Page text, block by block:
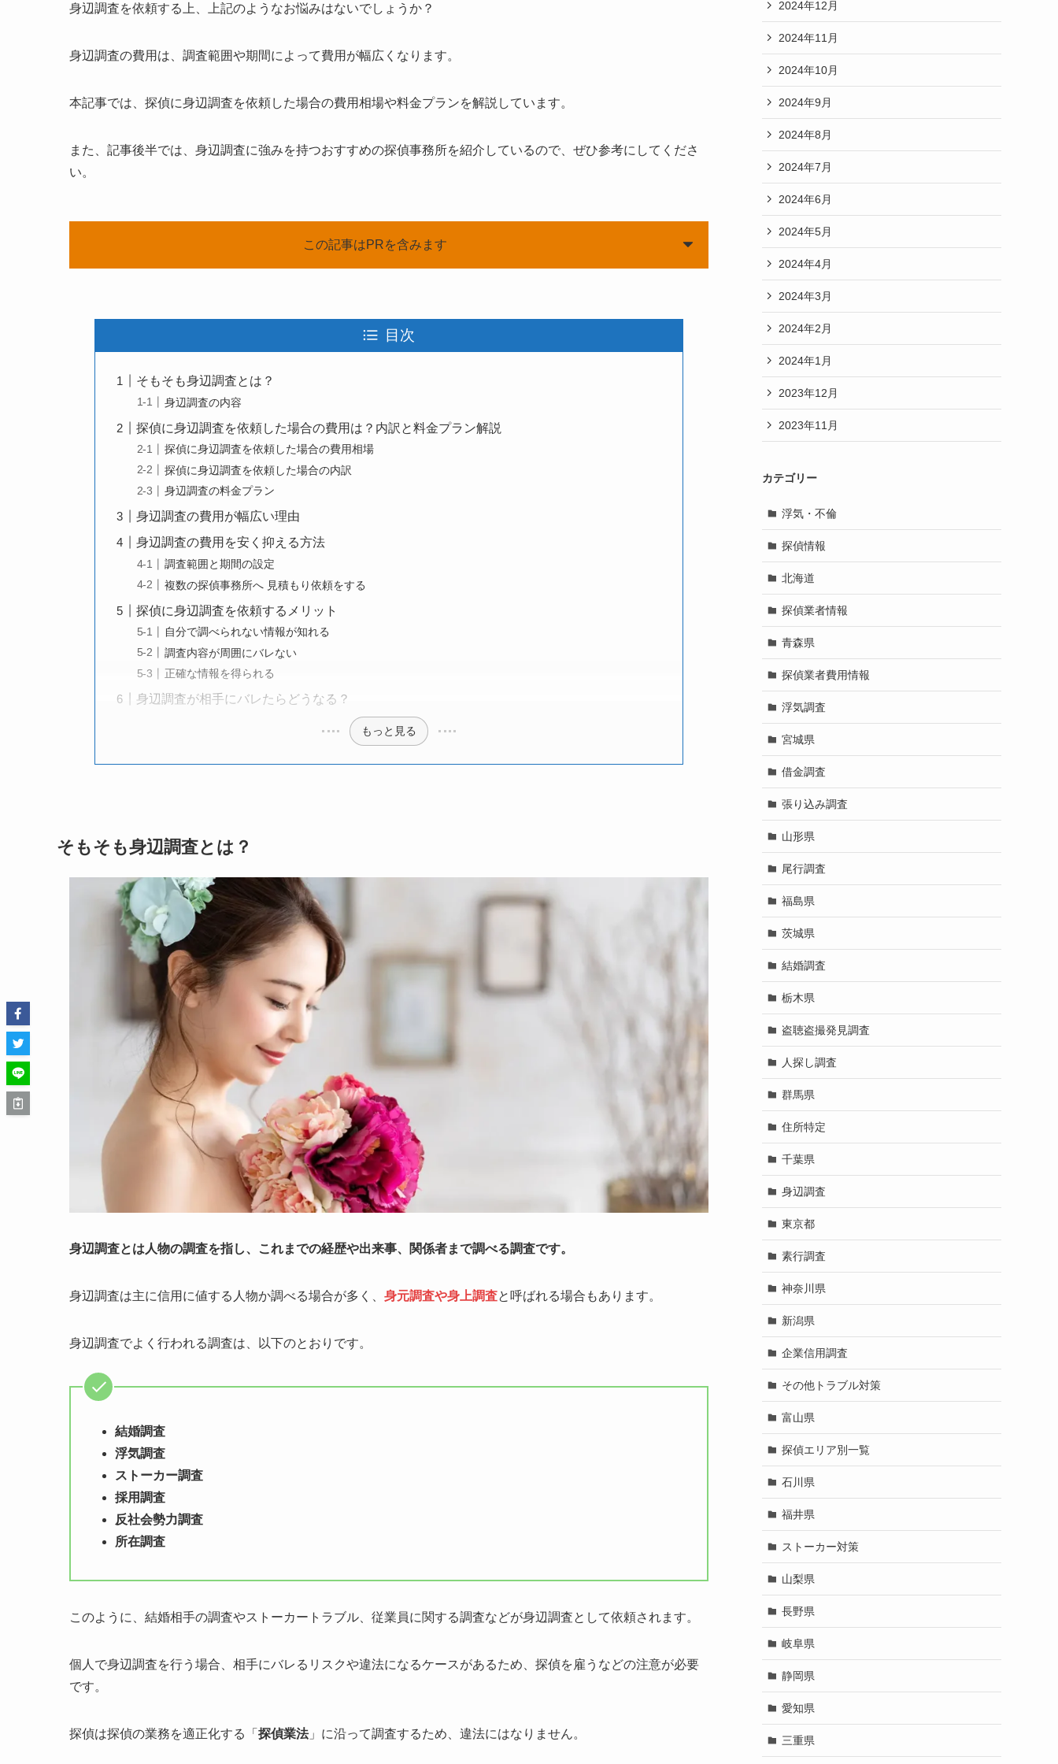
身辺調査を依頼する上、上記のようなお悩みはないでしょうか？
身辺調査の費用は、調査範囲や期間によって費用が幅広くなります。
本記事では、探偵に身辺調査を依頼した場合の費用相場や料金プランを解説しています。
また、記事後半では、身辺調査に強みを持つおすすめの探偵事務所を紹介しているので、ぜひ参考にしてくださ
い。
この記事はPRを含みます
目次
そもそも身辺調査とは？
身辺調査の内容
探偵に身辺調査を依頼した場合の費用は？内訳と料金プラン解説
探偵に身辺調査を依頼した場合の費用相場
探偵に身辺調査を依頼した場合の内訳
身辺調査の料金プラン
身辺調査の費用が幅広い理由
身辺調査の費用を安く抑える方法
調査範囲と期間の設定
複数の探偵事務所へ 見積もり依頼をする
探偵に身辺調査を依頼するメリット
自分で調べられない情報が知れる
調査内容が周囲にバレない
正確な情報を得られる
身辺調査が相手にバレたらどうなる？
もっと見る
そもそも身辺調査とは？
身辺調査とは人物の調査を指し、これまでの経歴や出来事、関係者まで調べる調査です。
身辺調査は主に信用に値する人物か調べる場合が多く、 身元調査や身上調査と呼ばれる場合もあります。
身辺調査でよく行われる調査は、以下のとおりです。
結婚調査
浮気調査
ストーカー調査
採用調査
反社会勢力調査
所在調査
このように、結婚相手の調査やストーカートラブル、従業員に関する調査などが身辺調査として依頼されます。
個人で身辺調査を行う場合、相手にバレるリスクや違法になるケースがあるため、探偵を雇うなどの注意が必要
です。
探偵は探偵の業務を適正化する「 探偵業法」に沿って調査するため、違法にはなりません。
2024年12月
2024年11月
2024年10月
2024年9月
2024年8月
2024年7月
2024年6月
2024年5月
2024年4月
2024年3月
2024年2月
2024年1月
2023年12月
2023年11月
カテゴリー
浮気・不倫
探偵情報
北海道
探偵業者情報
青森県
探偵業者費用情報
浮気調査
宮城県
借金調査
張り込み調査
山形県
尾行調査
福島県
茨城県
結婚調査
栃木県
盗聴盗撮発見調査
人探し調査
群馬県
住所特定
千葉県
身辺調査
東京都
素行調査
神奈川県
新潟県
企業信用調査
その他トラブル対策
富山県
探偵エリア別一覧
石川県
福井県
ストーカー対策
山梨県
長野県
岐阜県
静岡県
愛知県
三重県